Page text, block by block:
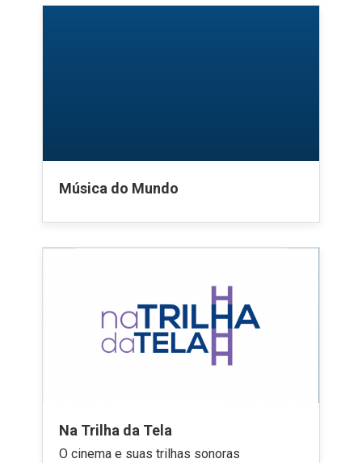
Música do Mundo
Na Trilha da Tela
O cinema e suas trilhas sonoras